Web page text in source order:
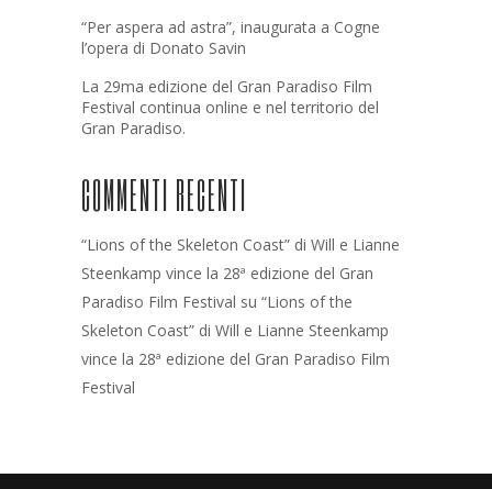
“Per aspera ad astra”, inaugurata a Cogne
l’opera di Donato Savin
La 29ma edizione del Gran Paradiso Film
Festival continua online e nel territorio del
Gran Paradiso.
COMMENTI RECENTI
“Lions of the Skeleton Coast” di Will e Lianne
Steenkamp vince la 28ª edizione del Gran
Paradiso Film Festival su “Lions of the
Skeleton Coast” di Will e Lianne Steenkamp
vince la 28ª edizione del Gran Paradiso Film
Festival